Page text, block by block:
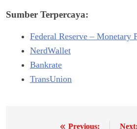
Sumber Terpercaya:
Federal Reserve – Monetary
NerdWallet
Bankrate
TransUnion
Previous: Next: